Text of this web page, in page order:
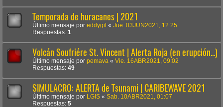
Temporada de huracanes | 2021
Último mensaje por eddygil « Jue. 03JUN2021, 12:25
Respuestas: 1
Volcán Soufriére St. Vincent | Alerta Roja (en erupción...)
Último mensaje por pemava « Vie. 16ABR2021, 09:02
Respuestas: 49
SIMULACRO: ALERTA de Tsunami | CARIBEWAVE 2021
Último mensaje por LGIS « Sab. 10ABR2021, 01:07
Respuestas: 5